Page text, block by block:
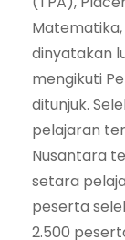
Matematika,
dinyatakan
mengikuti
ditunjuk.
pelajaran
Nusantara
setara
peserta
2.500